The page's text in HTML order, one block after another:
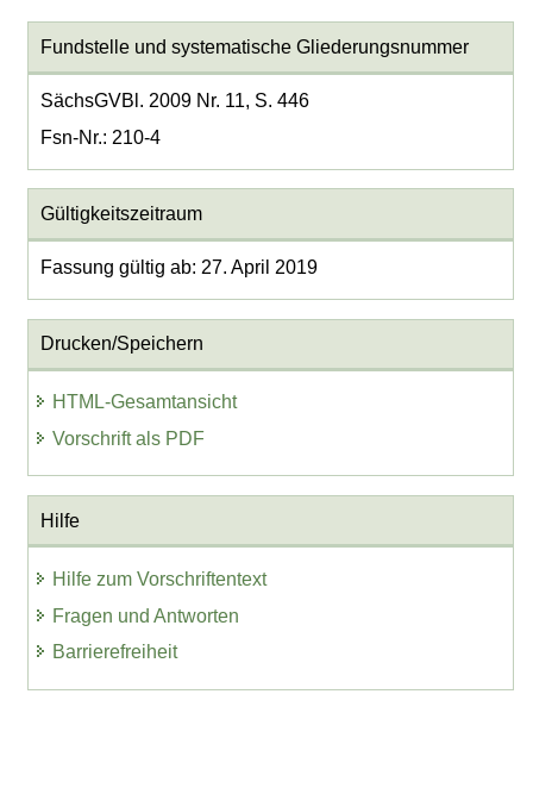
Fundstelle und systematische Gliederungsnummer
SächsGVBl. 2009 Nr. 11, S. 446
Fsn-Nr.: 210-4
Gültigkeitszeitraum
Fassung gültig ab: 27. April 2019
Drucken/Speichern
HTML-Gesamtansicht
Vorschrift als PDF
Hilfe
Hilfe zum Vorschriftentext
Fragen und Antworten
Barrierefreiheit